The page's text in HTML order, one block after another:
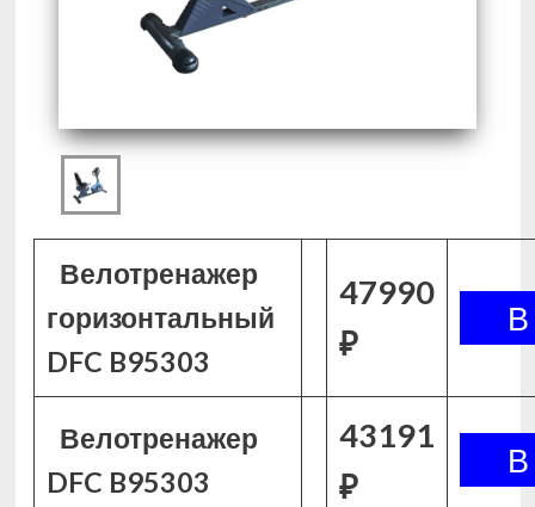
Велотренажер
горизонтальный
DFC B95303
47990
₽
Велотренажер
DFC B95303
43191
₽